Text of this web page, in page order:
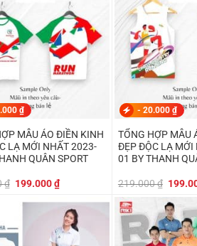
₫
MẪU ÁO ĐIỀN KINH
LẠ MỚI NHẤT 2023-
QUÂN SPORT
₫ Giá
là:
199.000₫Giá
hiện
tại
là:
199.000 ₫.
- 20.000 ₫
TỔNG HỢP MẪU
ĐẸP ĐỘC LẠ MỚI
01 BY THANH
219.000₫ Giá
là: